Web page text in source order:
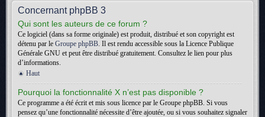
Concernant phpBB 3
Qui sont les auteurs de ce forum ?
Ce logiciel (dans sa forme originale) est produit, distribué et son copyright est
détenu par le Groupe phpBB. Il est rendu accessible sous la Licence Publique
Générale GNU et peut être distribué gratuitement. Consultez le lien pour plus
d’informations.
Haut
Pourquoi la fonctionnalité X n’est pas disponible ?
Ce programme a été écrit et mis sous licence par le Groupe phpBB. Si vous
pensez qu’une fonctionnalité nécessite d’être ajoutée, ou si vous souhaitez signaler